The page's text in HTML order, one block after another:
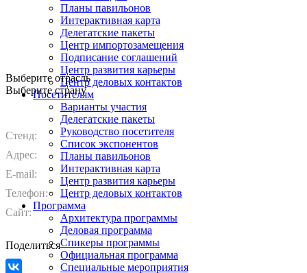
Планы павильонов
Интерактивная карта
Делегатские пакеты
Центр импортозамещения
Подписание соглашений
Центр развития карьеры
Центр деловых контактов
Посетителям
Варианты участия
Делегатские пакеты
Руководство посетителя
Список экспонентов
Планы павильонов
Интерактивная карта
Центр развития карьеры
Центр деловых контактов
Программа
Архитектура программы
Деловая программа
Спикеры программы
Официальная программа
Специальные мероприятия
Выберите отрасль
Выберите страну
Стенд:
Адрес:
E-mail:
Телефон:
Сайт:
Поделиться